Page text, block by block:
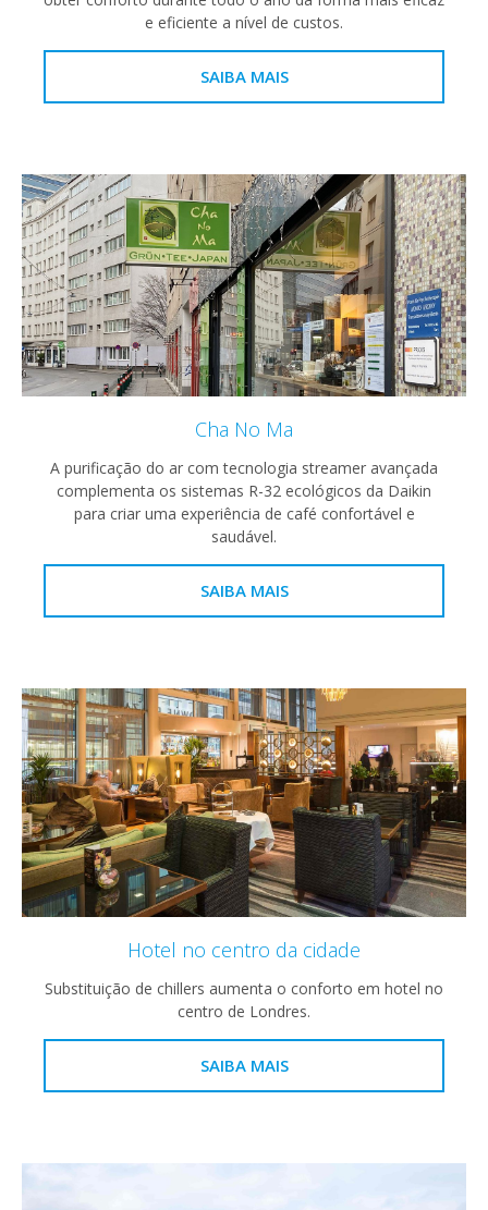
e eficiente a nível de custos.
SAIBA MAIS
Cha No Ma
A purificação do ar com tecnologia streamer avançada
complementa os sistemas R-32 ecológicos da Daikin
para criar uma experiência de café confortável e
saudável.
SAIBA MAIS
Hotel no centro da cidade
Substituição de chillers aumenta o conforto em hotel no
centro de Londres.
SAIBA MAIS